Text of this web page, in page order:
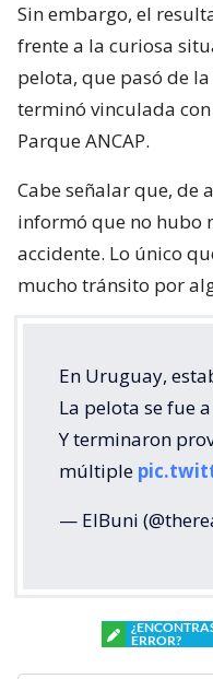
Sin embargo, el
frente a la curiosa
pelota, que pasó de
terminó vinculada
Parque ANCAP.
Cabe señalar que, de
informó que no hubo
accidente. Lo único
mucho tránsito por
En Uruguay,
La pelota se fue
Y terminaron
múltiple
— ElBuni
ERROR?